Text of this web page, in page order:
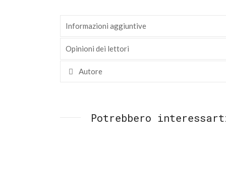
Informazioni aggiuntive
Opinioni dei lettori
Autore
Potrebbero